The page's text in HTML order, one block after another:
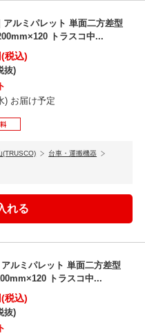
アルミパレット 単面二方差型
トラスコ中...
(税込)
抜)
) お届け予定
(TRUSCO) 台車・運搬機器
アルミパレット 単面二方差型
トラスコ中...
(税込)
抜)